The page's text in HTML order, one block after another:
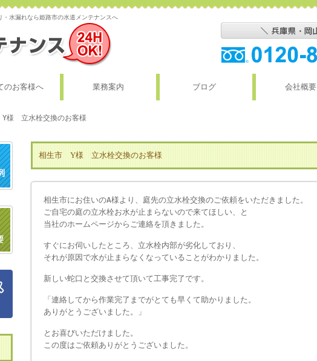
漏れなら姫路市の水道メンテナンスへ
のお客様へ 業務案内 ブログ 会社概要
様 立水栓交換のお客様
相生市 Y様 立水栓交換のお客様
相生市にお住いのA様より、庭先の立水栓交換のご依頼をいただきました。
ご自宅の庭の立水栓お水が止まらないので来てほしい、と
当社のホームページからご連絡を頂きました。
すぐにお伺いしたところ、立水栓内部が劣化しており、
それが原因で水が止まらなくなっていることがわかりました。
新しい蛇口と交換させて頂いて工事完了です。
「連絡してから作業完了までがとても早くて助かりました。
ありがとうございました。」
とお喜びいただけました。
この度はご依頼ありがとうございました。